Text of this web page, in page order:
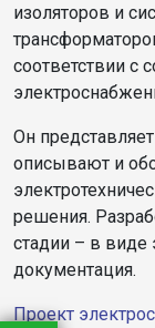
изоляторов и
соответствии с
Он
описывают и
решения.
стадии – в виде
документация.
Проект